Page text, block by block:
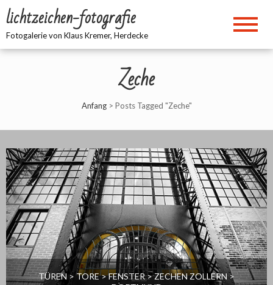
lichtzeichen-fotografie
Fotogalerie von Klaus Kremer, Herdecke
Zeche
Anfang> Posts Tagged "Zeche"
TÜREN > TORE > FENSTER > ZECHEN ZOLLERN >